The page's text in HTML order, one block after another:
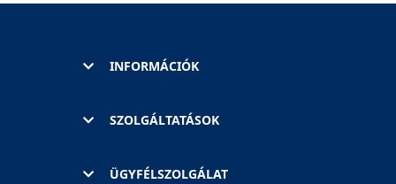
INFORMÁCIÓK
SZOLGÁLTATÁSOK
ÜGYFÉLSZOLGÁLAT